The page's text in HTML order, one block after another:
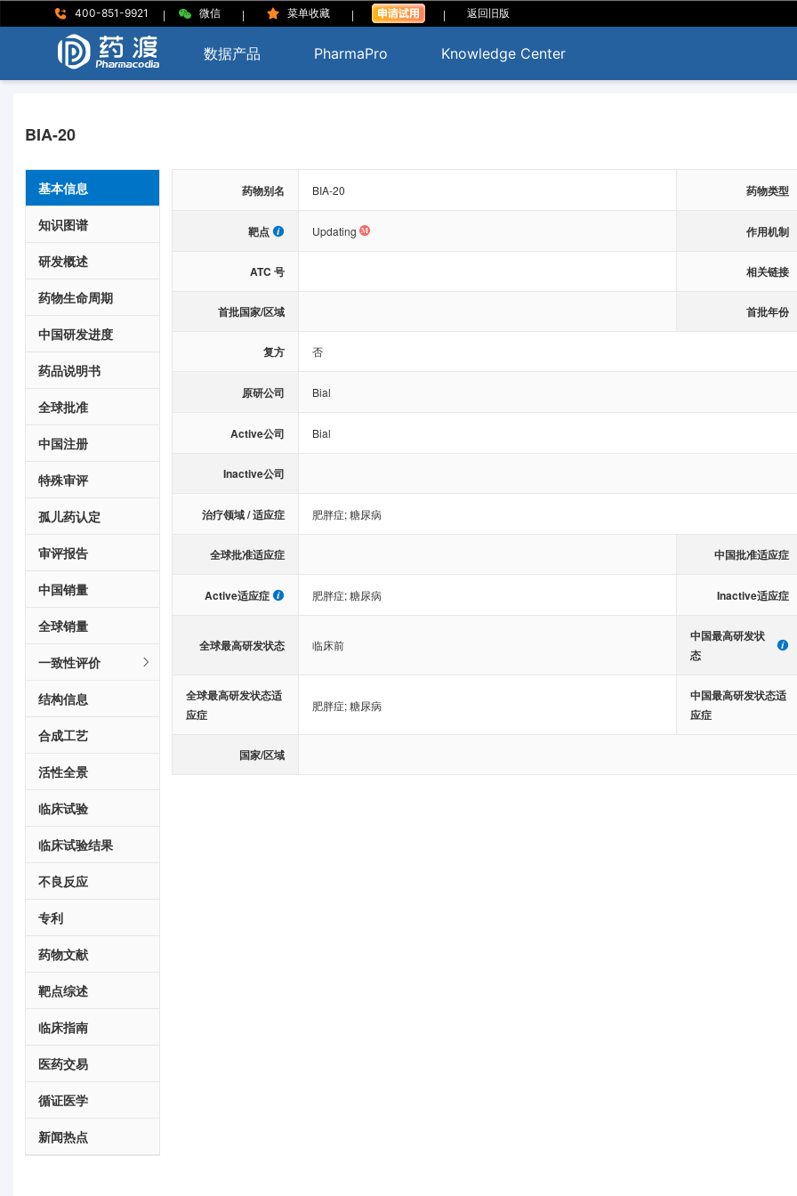
400-851-9921 | 微信 | 菜单收藏 | | 返回旧版
数据产品 PharmaPro Knowledge Center
BIA-20
基本信息
知识图谱
研发概述
药物生命周期
中国研发进度
药品说明书
全球批准
中国注册
特殊审评
孤儿药认定
审评报告
中国销量
全球销量
一致性评价
结构信息
合成工艺
活性全景
临床试验
临床试验结果
不良反应
专利
药物文献
靶点综述
临床指南
医药交易
循证医学
新闻热点
药物别名 BIA-20 药物类型
靶点 Updating 作用机制
ATC 号 相关链接
首批国家/区域 首批年份
复方 否
原研公司 Bial
Active公司 Bial
Inactive公司
治疗领域 / 适应症 肥胖症;糖尿病
全球批准适应症 中国批准适应症
Active适应症 肥胖症;糖尿病 Inactive适应症
全球最高研发状态 临床前
中国最高研发状
态
全球最高研发状态适
应症
肥胖症;糖尿病
中国最高研发状态适
应症
国家/区域